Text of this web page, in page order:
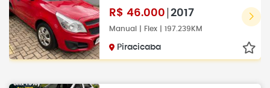
R$ 46.000 2017
Manual | Flex | 197.239KM
Piracicaba